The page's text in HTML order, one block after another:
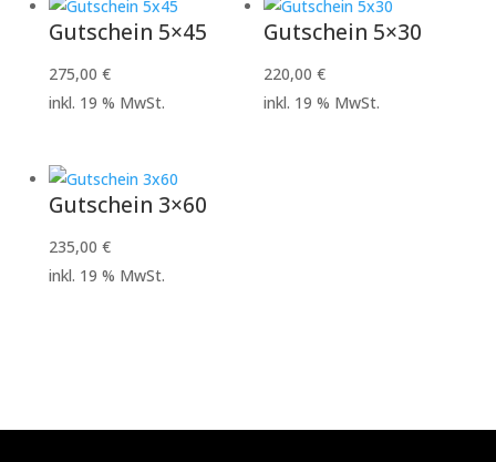
Gutschein 5×45
275,00 €
inkl. 19 % MwSt.
Gutschein 5×30
220,00€
inkl. 19 % MwSt.
Gutschein 3×60
235,00 €
inkl. 19 % MwSt.